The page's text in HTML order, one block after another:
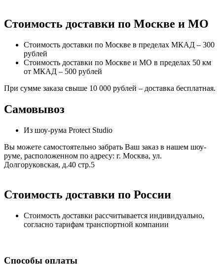
Стоимость доставки по Москве и МО
Стоимость доставки по Москве в пределах МКАД – 300
рублей
Стоимость доставки по Москве и МО в пределах 50 км
от МКАД – 500 рублей
При сумме заказа свыше 10 000 рублей – доставка бесплатная.
Самовывоз
Из шоу-рума Protect Studio
Вы можете самостоятельно забрать Ваш заказ в нашем шоу-
руме, расположенном по адресу: г. Москва, ул.
Долгоруковская, д.40 стр.5
Стоимость доставки по России
Стоимость доставки рассчитывается индивидуально,
согласно тарифам транспортной компании
Способы оплаты